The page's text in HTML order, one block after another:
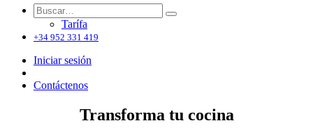
Tarífa
+34 952 331 419
Iniciar sesión
Contáctenos
Transforma tu cocina